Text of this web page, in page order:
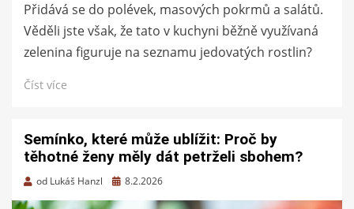
Přidává se do polévek, masových pokrmů a salátů.
Věděli jste však, že tato v kuchyni běžně využívaná
zelenina figuruje na seznamu jedovatých rostlin?
Číst více
Semínko, které může ublížit: Proč by
těhotné ženy měly dát petrželi sbohem?
od Lukáš Hanzl
Zveřejněno
8.2.2026